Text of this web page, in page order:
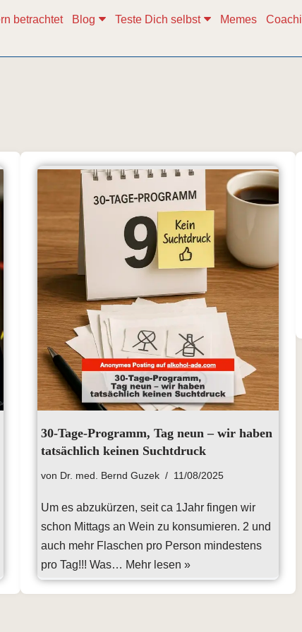
betrachtet Blog Teste Dich selbst Memes
30-Tage-Programm, Tag neun – wir haben
tatsächlich keinen Suchtdruck
von Dr. med. Bernd Guzek 11/08/2025
Um es abzukürzen, seit ca 1Jahr fingen wir
schon Mittags an Wein zu konsumieren. 2 und
auch mehr Flaschen pro Person mindestens
pro Tag!!! Was… Mehr lesen »